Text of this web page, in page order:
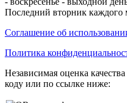
Последний вторник каждого
Соглашение об
Политика
Независимая оценка
коду или по ссылке ниже: